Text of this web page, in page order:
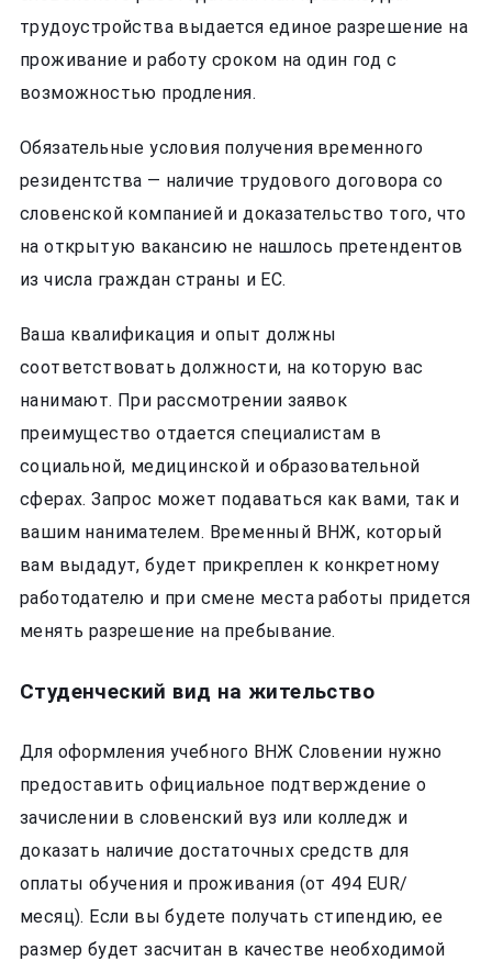
трудоустройства выдается единое разрешение на
проживание и работу сроком на один год с
возможностью продления.
Обязательные условия получения временного
резидентства — наличие трудового договора со
словенской компанией и доказательство того, что
на открытую вакансию не нашлось претендентов
из числа граждан страны и ЕС.
Ваша квалификация и опыт должны
соответствовать должности, на которую вас
нанимают. При рассмотрении заявок
преимущество отдается специалистам в
социальной, медицинской и образовательной
сферах. Запрос может подаваться как вами, так и
вашим нанимателем. Временный ВНЖ, который
вам выдадут, будет прикреплен к конкретному
работодателю и при смене места работы придется
менять разрешение на пребывание.
Студенческий вид на жительство
Для оформления учебного ВНЖ Словении нужно
предоставить официальное подтверждение о
зачислении в словенский вуз или колледж и
доказать наличие достаточных средств для
оплаты обучения и проживания (от 494 EUR/
месяц). Если вы будете получать стипендию, ее
размер будет засчитан в качестве необходимой